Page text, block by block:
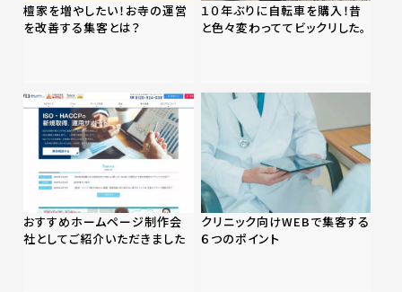
檀家を増やしたい！お寺の運営
を改善する集客とは？
１０年ぶりに自転車を購入！昔
と色々変わっててビックリした。
おすすめホームページ制作会
社としてご紹介いただきました
クリニック向けWEBで集客する
６つのポイント